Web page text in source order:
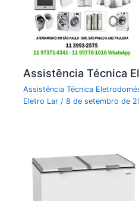
Assistência Técnica
Assistência Técnica
Eletro Lar/8 de setembro de